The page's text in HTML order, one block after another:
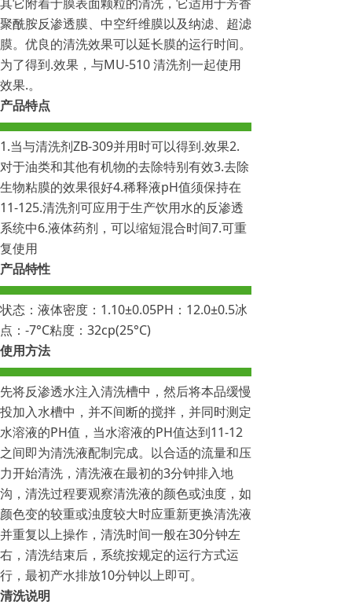
聚酰胺反渗透膜、中空纤维膜以及纳滤、超滤
膜。优良的清洗效果可以延长膜的运行时间。
为了得到.效果，与MU-510 清洗剂一起使用
效果.。
产品特点
1.当与清洗剂ZB-309并用时可以得到.效果2.
对于油类和其他有机物的去除特别有效3.去除
生物粘膜的效果很好4.稀释液pH值须保持在
11-125.清洗剂可应用于生产饮用水的反渗透
系统中6.液体药剂，可以缩短混合时间7.可重
复使用
产品特性
状态：液体密度：1.10±0.05PH：12.0±0.5冰
点：-7°C粘度：32cp(25°C)
使用方法
先将反渗透水注入清洗槽中，然后将本品缓慢
投加入水槽中，并不间断的搅拌，并同时测定
水溶液的PH值，当水溶液的PH值达到11-12
之间即为清洗液配制完成。以合适的流量和压
力开始清洗，清洗液在最初的3分钟排入地
沟，清洗过程要观察清洗液的颜色或浊度，如
颜色变的较重或浊度较大时应重新更换清洗液
并重复以上操作，清洗时间一般在30分钟左
右，清洗结束后，系统按规定的运行方式运
行，最初产水排放10分钟以上即可。
清洗说明